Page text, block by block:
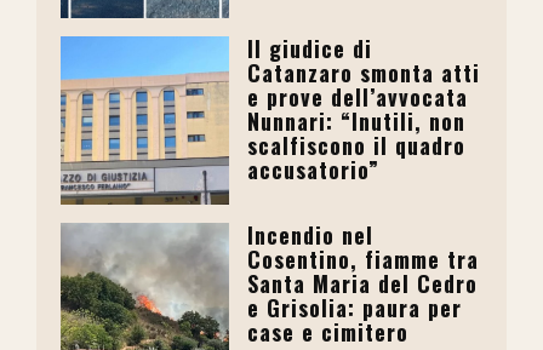
Il giudice di
Catanzaro smonta atti
e prove dell’avvocata
Nunnari: “Inutili, non
scalfiscono il quadro
accusatorio”
Incendio nel
Cosentino, fiamme tra
Santa Maria del Cedro
e Grisolia: paura per
case e cimitero